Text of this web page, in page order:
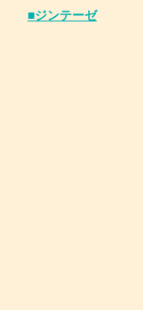
■ジンテーゼ